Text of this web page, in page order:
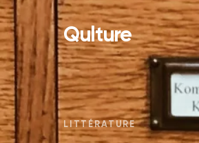
Qulture
LITTÉRATURE